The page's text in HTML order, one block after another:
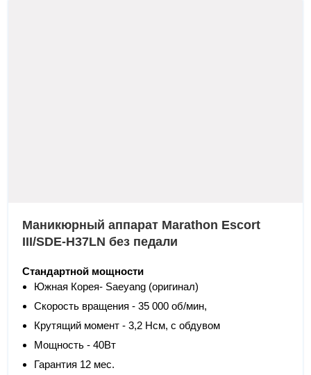
Маникюрный аппарат Marathon Escort
III/SDE-H37LN без педали
Стандартной мощности
Южная Корея- Saeyang (оригинал)
Скорость вращения - 35 000 об/мин,
Крутящий момент - 3,2 Нсм, с обдувом
Мощность - 40Вт
Гарантия 12 мес.